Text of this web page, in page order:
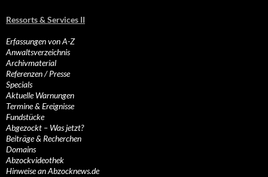
Ressorts & Services II
Erfassungen von A-Z
Anwaltsverzeichnis
Archivmaterial
Referenzen / Presse
Specials
Aktuelle Warnungen
Termine & Ereignisse
Fundstücke
Abgezockt – Was jetzt?
Beiträge & Recherchen
Domains
Abzockvideothek
Hinweise an Abzocknews.de